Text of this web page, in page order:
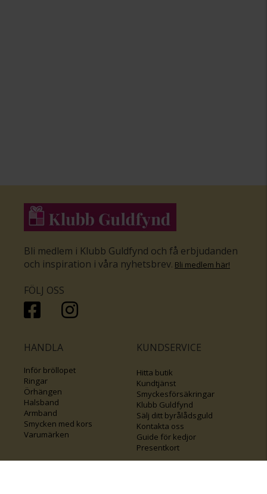
Bli medlem i Klubb Guldfynd och få erbjudanden
och inspiration i våra nyhetsbrev. Bli medlem här!
FÖLJ OSS
HANDLA
Inför bröllopet
Ringar
Örhängen
Halsband
Armband
Smycken med kors
Varumärken
KUNDSERVICE
Hitta butik
Kundtjänst
Smyckesförsäkringar
Klubb Guldfynd
Sälj ditt byrålådsguld
Kontakta oss
Guide för kedjor
Presentkort